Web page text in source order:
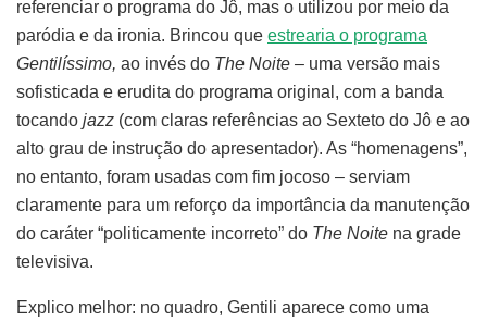
referenciar o programa do Jô, mas o utilizou por meio da
paródia e da ironia. Brincou que estrearia o programa
Gentilíssimo, ao invés do The Noite – uma versão mais
sofisticada e erudita do programa original, com a banda
tocando jazz (com claras referências ao Sexteto do Jô e ao
alto grau de instrução do apresentador). As “homenagens”,
no entanto, foram usadas com fim jocoso – serviam
claramente para um reforço da importância da manutenção
do caráter “politicamente incorreto” do The Noite na grade
televisiva.
Explico melhor: no quadro, Gentili aparece como uma